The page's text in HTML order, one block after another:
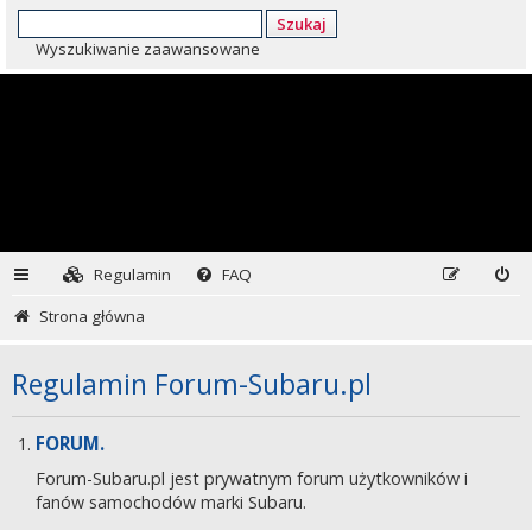
Szukaj
Wyszukiwanie zaawansowane
Regulamin
FAQ
Strona główna
Regulamin Forum-Subaru.pl
FORUM.
Forum-Subaru.pl jest prywatnym forum użytkowników i
fanów samochodów marki Subaru.